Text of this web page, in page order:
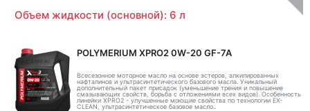
Объем жидкости (основной): 6 л
POLYMERIUM XPRO2 0W-20 GF-7A
Всесезонное моторное масло на основе эстеров, алкилированных
нафталинов и ультрасинтетического базового масла. Уникальный
дополнительный пакет присадок (уменьшение трения и повышение
смазывающих свойств, борьба с отложениями всех видов). Особенность
линейки XPRO2 - улучшенные моющие свойства по технологии EX-
CLEAN, ультрасинтетическое базовое масло..